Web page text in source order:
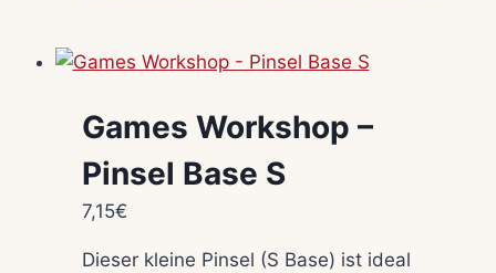
Games Workshop –
Pinsel Base S
7,15€
Dieser kleine Pinsel (S Base) ist ideal